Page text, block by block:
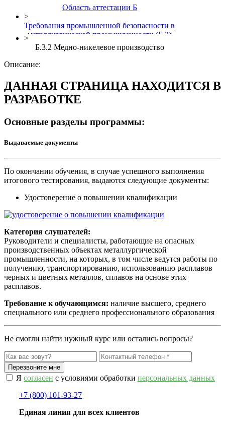
Область аттестации Б
>
Требования промышленной безопасности в
металлургической промышленности (Б.3)
>
Б.3.2 Медно-никелевое производство
Описание:
ДАННАЯ СТРАНИЦА НАХОДИТСЯ В
РАЗРАБОТКЕ
Основные разделы программы:
Выдаваемые документы
По окончании обучения, в случае успешного выполнения
итогового тестирования, выдаются следующие документы:
Удостоверение о повышении квалификации
Категория слушателей:
Руководители и специалисты, работающие на опасных
производственных объектах металлургической
промышленности, на которых, в том числе ведутся работы по
получению, транспортированию, использованию расплавов
черных и цветных металлов, сплавов на основе этих
расплавов.
Требование к обучающимся: наличие высшего, среднего
специального или среднего профессионального образования
Не смогли найти нужный курс или остались вопросы?
Я согласен с условиями обработки персональных данных
+7 (800) 101-93-27
Единая линия для всех клиентов